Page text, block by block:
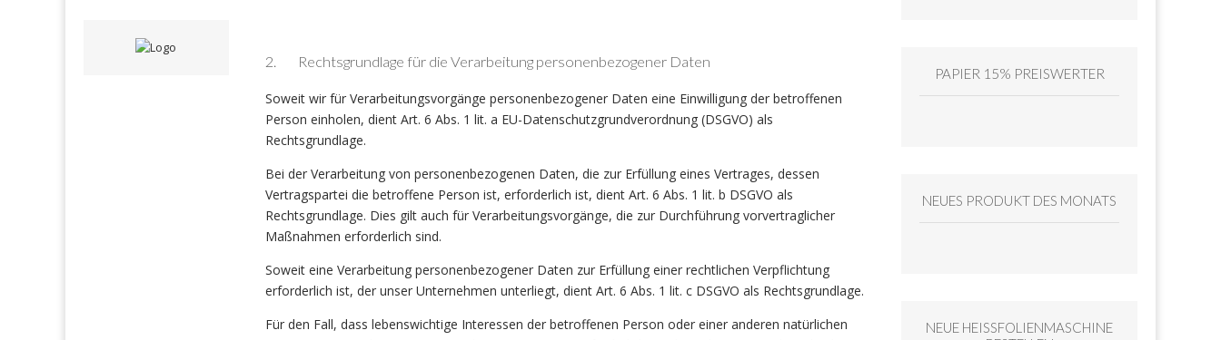
2. Rechtsgrundlage für die Verarbeitung personenbezogener Daten
Soweit wir für Verarbeitungsvorgänge personenbezogener Daten eine Einwilligung der betroffenen
Person einholen, dient Art. 6 Abs. 1 lit. a EU-Datenschutzgrundverordnung (DSGVO) als
Rechtsgrundlage.
Bei der Verarbeitung von personenbezogenen Daten, die zur Erfüllung eines Vertrages, dessen
Vertragspartei die betroffene Person ist, erforderlich ist, dient Art. 6 Abs. 1 lit. b DSGVO als
Rechtsgrundlage. Dies gilt auch für Verarbeitungsvorgänge, die zur Durchführung vorvertraglicher
Maßnahmen erforderlich sind.
Soweit eine Verarbeitung personenbezogener Daten zur Erfüllung einer rechtlichen Verpflichtung
erforderlich ist, der unser Unternehmen unterliegt, dient Art. 6 Abs. 1 lit. c DSGVO als Rechtsgrundlage.
Für den Fall, dass lebenswichtige Interessen der betroffenen Person oder einer anderen natürlichen
PAPIER 15% PREISWERTER
NEUES PRODUKT DES MONATS
NEUE HEISSFOLIENMASCHINE